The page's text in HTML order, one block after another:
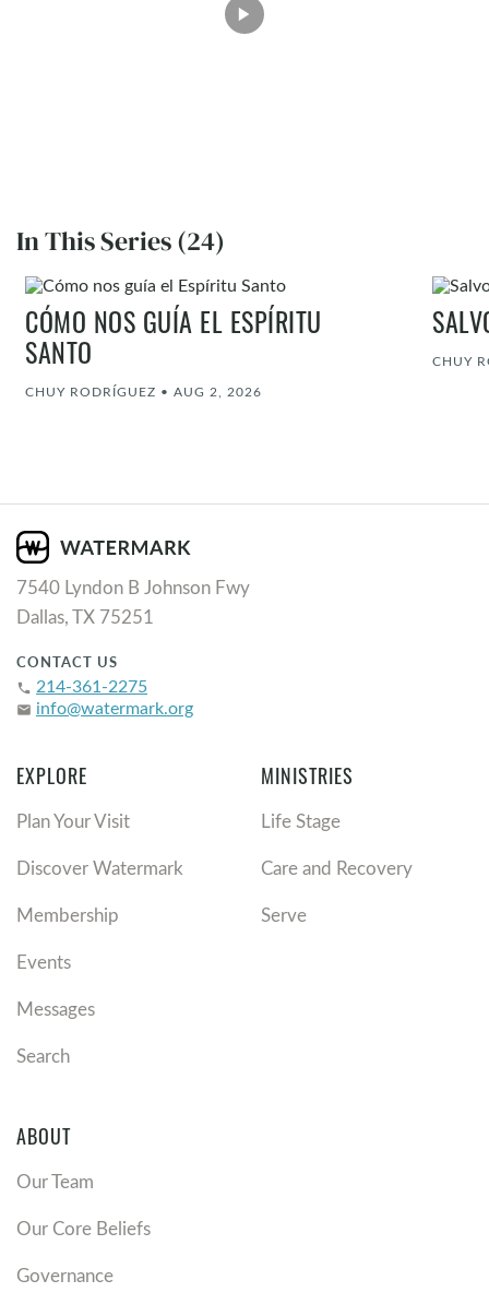
In This Series (24)
CÓMO NOS GUÍA EL ESPÍRITU
SANTO
CHUY RODRÍGUEZ • AUG 2, 2026
CHUY
7540 Lyndon B Johnson Fwy
Dallas, TX 75251
CONTACT US
phone 214-361-2275
email info@watermark.org
EXPLORE
Plan Your Visit
Discover Watermark
Membership
Events
Messages
Search
MINISTRIES
Life Stage
Care and Recovery
Serve
ABOUT
Our Team
Our Core Beliefs
Governance